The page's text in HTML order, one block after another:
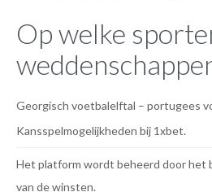
Op welke
Georgisch voetbalelftal – portugees
Kansspelmogelijkheden bij 1xbet.
Het platform wordt beheerd door het
van de winsten.